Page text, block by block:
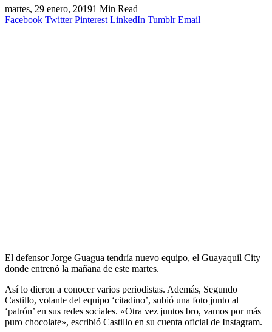
martes, 29 enero, 20191 Min Read
Facebook Twitter Pinterest LinkedIn Tumblr Email
El defensor Jorge Guagua tendría nuevo equipo, el Guayaquil City
donde entrenó la mañana de este martes.
Así lo dieron a conocer varios periodistas. Además, Segundo
Castillo, volante del equipo ‘citadino’, subió una foto junto al
‘patrón’ en sus redes sociales. «Otra vez juntos bro, vamos por más
puro chocolate», escribió Castillo en su cuenta oficial de Instagram.